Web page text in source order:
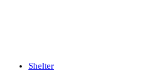
Shelter